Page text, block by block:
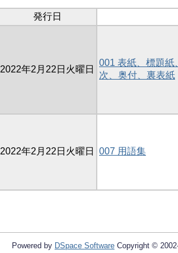
発行日
2022年2月22日火曜日
001 表紙、標題紙
次、奥付、裏表紙
2022年2月22日火曜日 007 用語集
Powered by DSpace Software Copyright ©